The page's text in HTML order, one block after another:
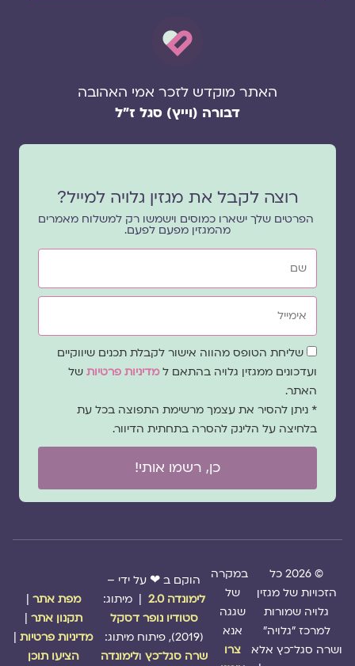
האתר מוקדש לזכר אמי האהובה
דבורה (וייץ) סגל ז"ל
רוצה לקבל את מגזין גלויה למייל?
הפרטים שלך ישארו כמוסים וישמשו רק למשלוח מאמרים
מהמגזין מפעם לפעם.
שם
אימייל
שדהשליחת הטופס מהווה אישור לקבלת תכנים שיווקיים
ועדכונים ממגזין גלויה בהתאם ל מדיניות פרטיותשל
האתר.
* ניתן להסיר את עצמך מרשימת התפוצה בכל עת
בלחיצה על הלינק להסרה בתחתית הדיוור.
כן, רשמו אותי!
© 2026 כל
הזכויות של מגזין
גלויה שמורות
למרכז "גלויה"
ושרה סגל־כץ אלא
במקרה
של
שגגה
אנא
צרו
הוקם ב ❤ על ידי –
לימונדה 2.0
| מיתוג:
סטודיו נופר דסקל
שרה סגל־כץולימונדה
מפת אתר|
תקנון אתר|
מדיניות פרטיות|
הציעו תוכן